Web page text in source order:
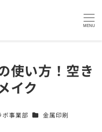
MENU
使い方！空き
イク
事業部 カテゴリー
金属印刷